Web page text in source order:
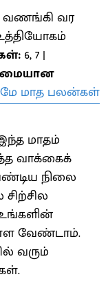
வணங்கி வர
6, 7 |
மே மாத பலன்கள்
மாதம்
வாக்கைக்
நிலை
வேண்டாம்.
வரும்